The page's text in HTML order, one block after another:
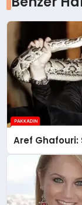
Aref Ghafouri: